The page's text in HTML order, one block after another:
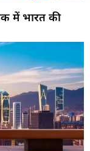
में भारत की